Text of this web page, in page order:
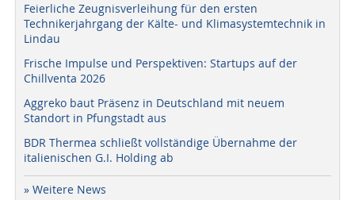
Feierliche Zeugnisverleihung für den ersten
Technikerjahrgang der Kälte- und Klimasystemtechnik in
Lindau
Frische Impulse und Perspektiven: Startups auf der
Chillventa 2026
Aggreko baut Präsenz in Deutschland mit neuem
Standort in Pfungstadt aus
BDR Thermea schließt vollständige Übernahme der
italienischen G.I. Holding ab
» Weitere News